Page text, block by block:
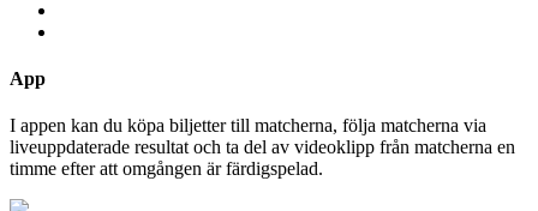
App
I appen kan du köpa biljetter till matcherna, följa matcherna via
liveuppdaterade resultat och ta del av videoklipp från matcherna en
timme efter att omgången är färdigspelad.